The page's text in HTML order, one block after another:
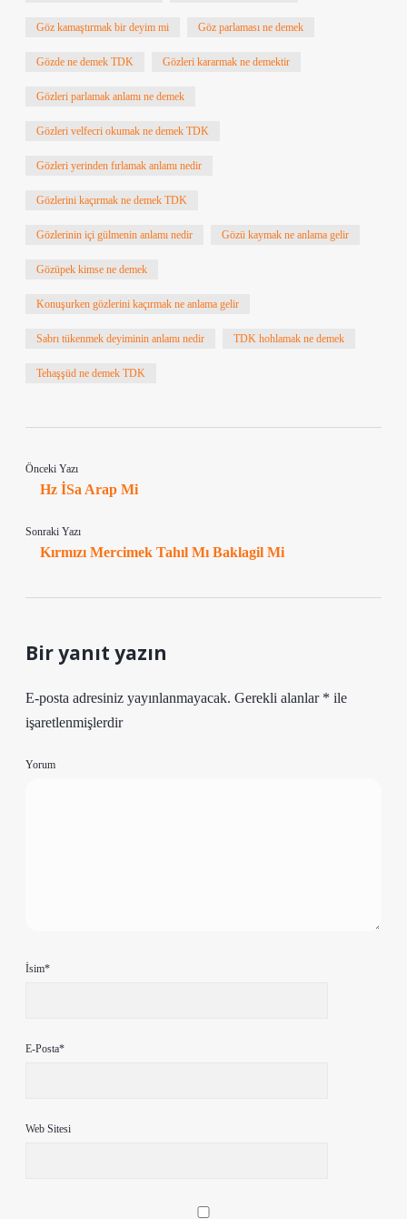
Göz kamaştırmak bir deyim mi Göz parlaması ne demek
Gözde ne demek TDK Gözleri kararmak ne demektir
Gözleri parlamak anlamı ne demek
Gözleri velfecri okumak ne demek TDK
Gözleri yerinden fırlamak anlamı nedir
Gözlerini kaçırmak ne demek TDK
Gözlerinin içi gülmenin anlamı nedir Gözü kaymak ne anlama gelir
Gözüpek kimse ne demek
Konuşurken gözlerini kaçırmak ne anlama gelir
Sabrı tükenmek deyiminin anlamı nedir TDK hohlamak ne demek
Tehaşşüd ne demek TDK
Önceki Yazı
Hz İSa Arap Mi
Sonraki Yazı
Kırmızı Mercimek Tahıl Mı Baklagil Mi
Bir yanıt yazın
E-posta adresiniz yayınlanmayacak. Gerekli alanlar * ile
işaretlenmişlerdir
Yorum
İsim*
E-Posta*
Web Sitesi